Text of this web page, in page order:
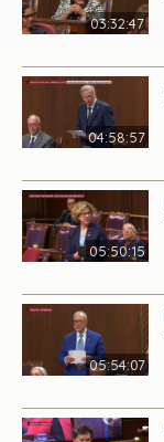
03:32:47
04:58:57
05:50:15
05:54:07